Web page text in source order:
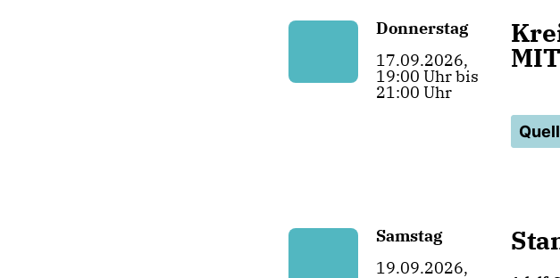
Donnerstag
17.09.2026,
19:00 Uhr bis
21:00 Uhr
Samstag
19.09.2026,